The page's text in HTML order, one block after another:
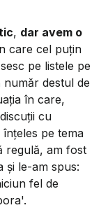
, dar avem o
care cel puțin
pe listele pe
destul de
în care,
cu
pe tema
regulă, am fost
și le-am spus:
fel de